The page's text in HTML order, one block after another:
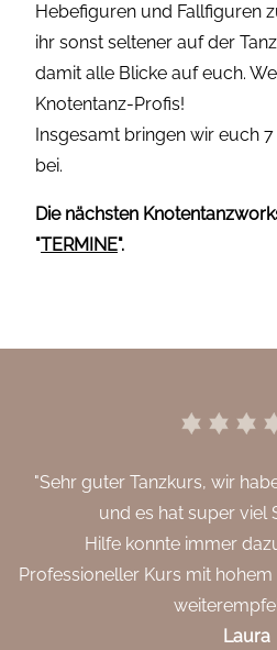
Hebefiguren und Fallfiguren
ihr sonst seltener auf der
damit alle Blicke auf euch.
Knotentanz-Profis!
Insgesamt bringen wir euch
bei.
Die nächsten
"TERMINE".
"Sehr guter Tanzkurs, wir
und es hat super viel
Hilfe konnte immer
Professioneller Kurs mit
Laura